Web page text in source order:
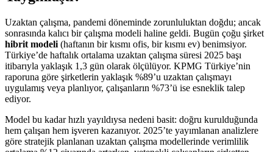
Uzaktan çalışma, pandemi döneminde zorunluluktan doğdu; ancak
sonrasında kalıcı bir çalışma modeli haline geldi. Bugün çoğu şirket
hibrit modeli (haftanın bir kısmı ofis, bir kısmı ev) benimsiyor.
Türkiye’de haftalık ortalama uzaktan çalışma süresi 2025 başı
itibarıyla yaklaşık 1,3 gün olarak ölçülüyor. KPMG Türkiye’nin
raporuna göre şirketlerin yaklaşık %89’u uzaktan çalışmayı
uygulamış veya planlıyor, çalışanların %73’ü ise esneklik talep
ediyor.
Model bu kadar hızlı yayıldıysa nedeni basit: doğru kurulduğunda
hem çalışan hem işveren kazanıyor. 2025’te yayımlanan analizlere
göre stratejik planlanan uzaktan çalışma modellerinde verimlilik